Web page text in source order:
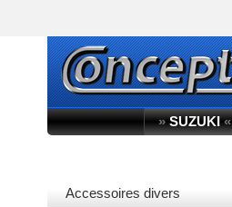
»SUZUKI«
Accessoires divers